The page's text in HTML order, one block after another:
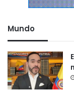
Mundo